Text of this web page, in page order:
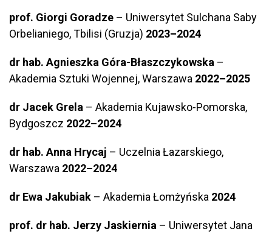
prof. Giorgi Goradze – Uniwersytet Sulchana Saby
Orbelianiego, Tbilisi (Gruzja) 2023–2024
dr hab. Agnieszka Góra-Błaszczykowska –
Akademia Sztuki Wojennej, Warszawa 2022–2025
dr Jacek Grela – Akademia Kujawsko-Pomorska,
Bydgoszcz 2022–2024
dr hab. Anna Hrycaj – Uczelnia Łazarskiego,
Warszawa 2022–2024
dr Ewa Jakubiak – Akademia Łomżyńska 2024
prof. dr hab. Jerzy Jaskiernia – Uniwersytet Jana